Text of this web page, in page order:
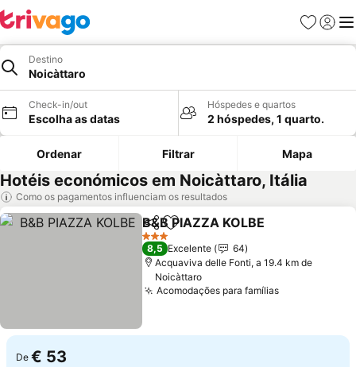
Favoritos
Iniciar
Destino
Noicàttaro
Check-in/out
Escolha as datas
Hóspedes e quartos
2 hóspedes, 1 quarto.
Ordenar Filtrar Mapa
Hotéis económicos em Noicàttaro, Itália
Como os pagamentos influenciam os resultados
PartilharAdicionar aos favoritos
B&B PIAZZA KOLBE
3 Estrelas
8,5 Excelente
64
Acquaviva delle Fonti, a 19.4 km de
Noicàttaro
Acomodações para famílias
De € 53